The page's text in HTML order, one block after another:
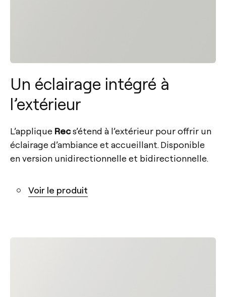
Un éclairage intégré à
l’extérieur
L’applique Recs’étend à l’extérieur pour offrir un
éclairage d’ambiance et accueillant. Disponible
en version unidirectionnelle et bidirectionnelle.
Voir le produit